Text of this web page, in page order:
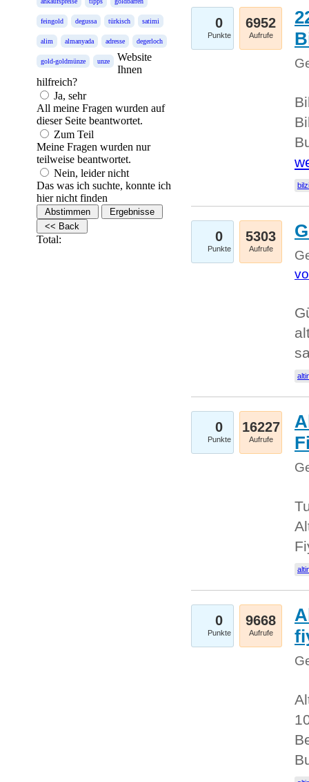
feingold degussa türkisch satimi
alim almanyada adresse degerloch
gold-goldmünze unze
Website
Ihnen
hilfreich?
Ja, sehr
All meine Fragen wurden auf
dieser Seite beantwortet.
Zum Teil
Meine Fragen wurden nur
teilweise beantwortet.
Nein, leider nicht
Das was ich suchte, konnte ich
hier nicht finden
Total:
0
Punkte
6952
Aufrufe
0
Punkte
5303
Aufrufe
0
Punkte
16227
Aufrufe
0
Punkte
9668
Aufrufe